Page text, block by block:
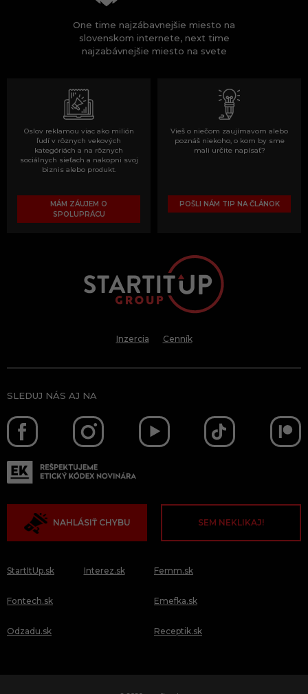
One time najzábavnejšie miesto na
slovenskom internete, next time
najzabávnejšie miesto na svete
Oslov reklamou viac ako milión
ľudí v rôznych vekových
kategóriách a na rôznych
sociálnych sieťach a nakopni svoj
biznis alebo produkt.
MÁM ZÁUJEM O
SPOLUPRÁCU
Vieš o niečom zaujímavom alebo
poznáš niekoho, o kom by sme
mali určite napísať?
POŠLI NÁM TIP NA ČLÁNOK
Inzercia Cenník
SLEDUJ NÁS AJ NA
NAHLÁSIŤ CHYBU SEM NEKLIKAJ!
StartItUp.sk
Fontech.sk
Odzadu.sk
Interez.sk Femm.sk
Emefka.sk
Receptik.sk